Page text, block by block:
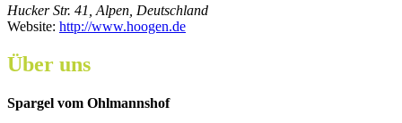
Hucker Str. 41, Alpen, Deutschland
Website: http://www.hoogen.de
Über uns
Spargel vom Ohlmannshof